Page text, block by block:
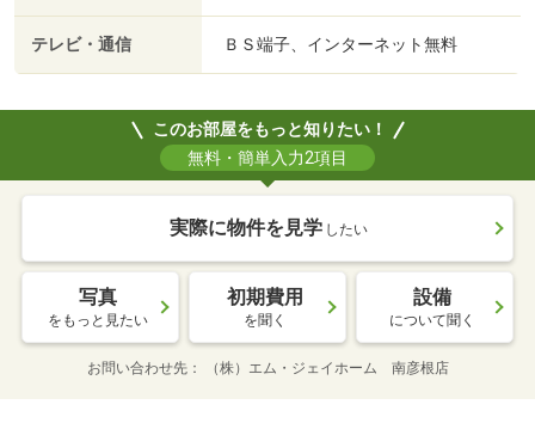
テレビ・通信 ＢＳ端子、インターネット無料
このお部屋をもっと知りたい！
無料・簡単入力2項目
実際に物件を見学 したい
写真
をもっと見たい
初期費用
を聞く
設備
について聞く
お問い合わせ先 （株）エム・ジェイホーム 南彦根店